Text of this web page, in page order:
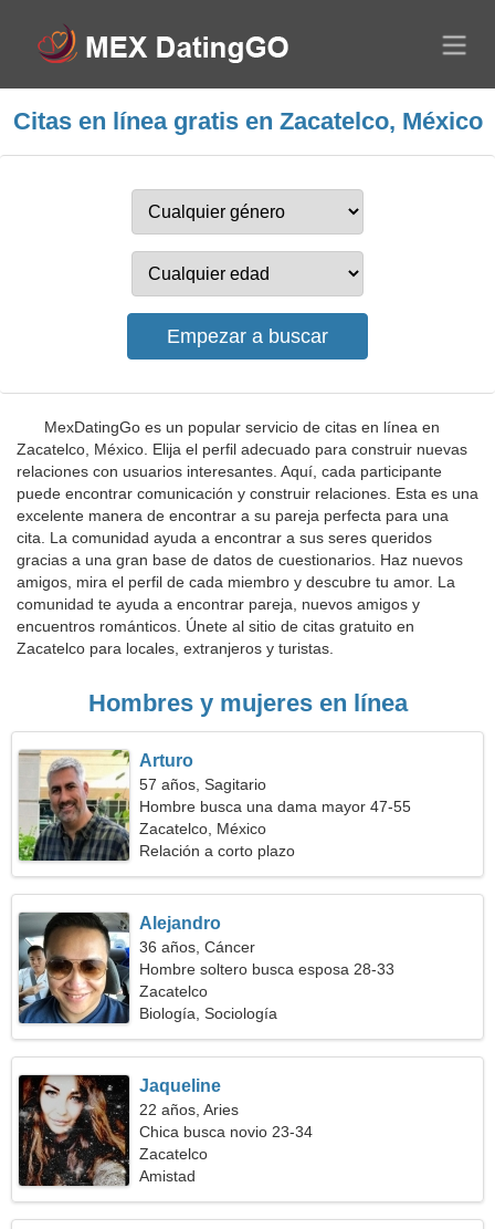
Citas en línea gratis en Zacatelco, México
MexDatingGo es un popular servicio de citas en línea en
Zacatelco, México. Elija el perfil adecuado para construir nuevas
relaciones con usuarios interesantes. Aquí, cada participante
puede encontrar comunicación y construir relaciones. Esta es una
excelente manera de encontrar a su pareja perfecta para una
cita. La comunidad ayuda a encontrar a sus seres queridos
gracias a una gran base de datos de cuestionarios. Haz nuevos
amigos, mira el perfil de cada miembro y descubre tu amor. La
comunidad te ayuda a encontrar pareja, nuevos amigos y
encuentros románticos. Únete al sitio de citas gratuito en
Zacatelco para locales, extranjeros y turistas.
Hombres y mujeres en línea
Arturo
57 años, Sagitario
Hombre busca una dama mayor 47-55
Zacatelco, México
Relación a corto plazo
Alejandro
36 años, Cáncer
Hombre soltero busca esposa 28-33
Zacatelco
Biología, Sociología
Jaqueline
22 años, Aries
Chica busca novio 23-34
Zacatelco
Amistad